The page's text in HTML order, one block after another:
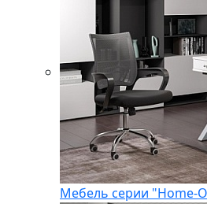
Мебель серии "Home-